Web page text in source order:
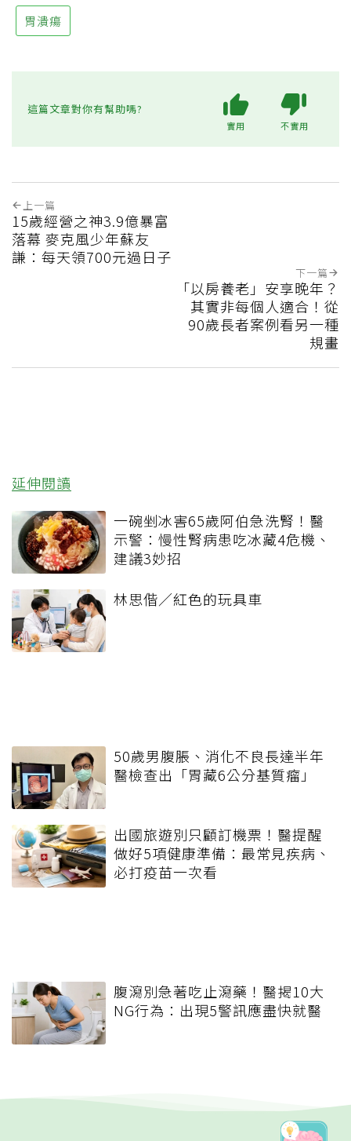
胃潰瘍
這篇文章對你有幫助嗎?
實用 不實用
上一篇
15歲經營之神3.9億暴富
落幕 麥克風少年蘇友
謙：每天領700元過日子
下一篇
「以房養老」安享晚年？
其實非每個人適合！從
90歲長者案例看另一種
規畫
延伸閱讀
一碗剉冰害65歲阿伯急洗腎！醫
示警：慢性腎病患吃冰藏4危機、
建議3妙招
林思偕／紅色的玩具車
50歲男腹脹、消化不良長達半年
醫檢查出「胃藏6公分基質瘤」
出國旅遊別只顧訂機票！醫提醒
做好5項健康準備：最常見疾病、
必打疫苗一次看
腹瀉別急著吃止瀉藥！醫揭10大
NG行為：出現5警訊應盡快就醫